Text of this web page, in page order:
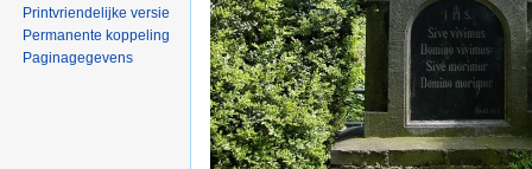
Printvriendelijke versie
Permanente koppeling
Paginagegevens